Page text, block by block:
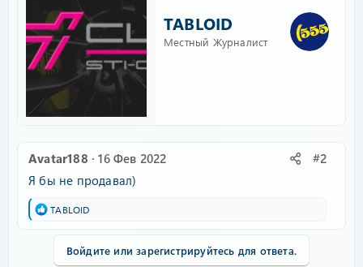
TABLOID
Местный Журналист
Avatar188 16 Фев 2022
#2
Я бы не продавал)
Р
ц
TABLOID
Войдите или зарегистрируйтесь для ответа.